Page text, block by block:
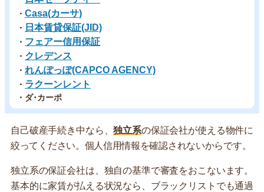
・ Casa(カーサ)
・ 日本賃貸保証(JID)
・ フェアー信用保証
・ クレデンス
・ れんぽっぽ(CAPCO AGENCY)
・ ラクーンレント
・ダ･カーポ
自己破産手続き中なら、独立系の保証会社が使える物件に
絞ってください。個人信用情報を確認されないからです。
独立系の保証会社は、独自の基準で審査をおこないます。
基本的に家賃が払える状況なら、ブラックリストでも通過